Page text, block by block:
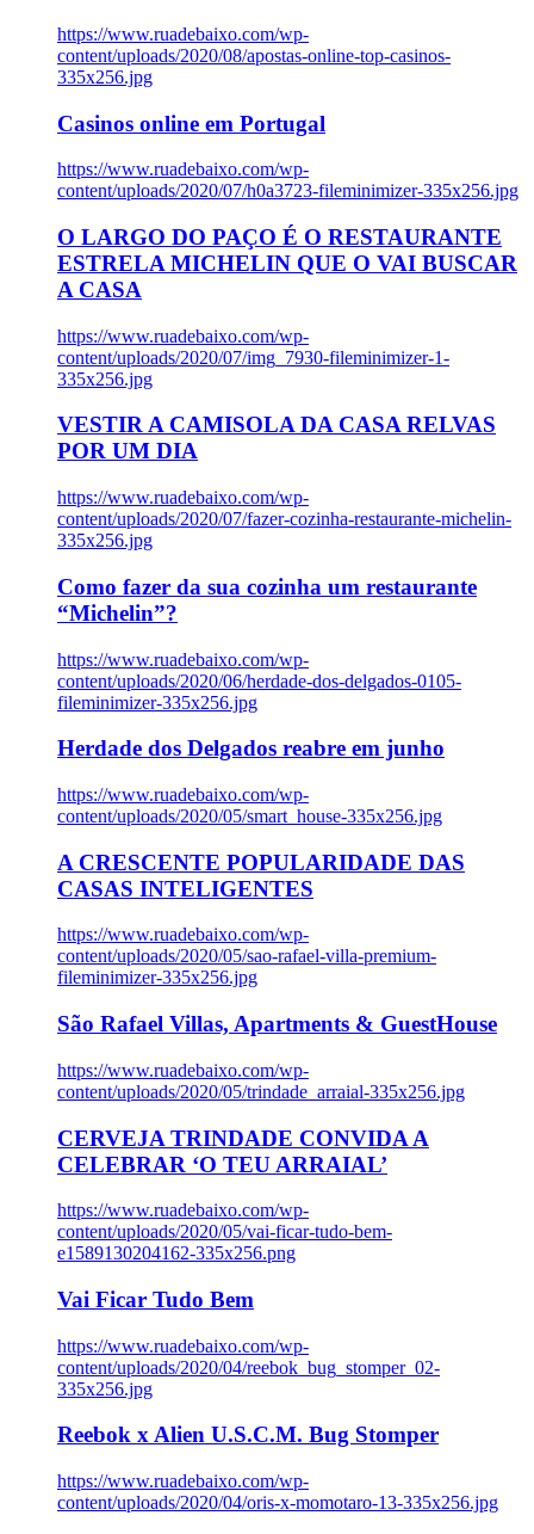
https://www.ruadebaixo.com/wp-
content/uploads/2020/08/apostas-online-top-casinos-
335x256.jpg
Casinos online em Portugal
https://www.ruadebaixo.com/wp-
content/uploads/2020/07/h0a3723-fileminimizer-335x256.jpg
O LARGO DO PAÇO É O RESTAURANTE
ESTRELA MICHELIN QUE O VAI BUSCAR
A CASA
https://www.ruadebaixo.com/wp-
content/uploads/2020/07/img_7930-fileminimizer-1-
335x256.jpg
VESTIR A CAMISOLA DA CASA RELVAS
POR UM DIA
https://www.ruadebaixo.com/wp-
content/uploads/2020/07/fazer-cozinha-restaurante-michelin-
335x256.jpg
Como fazer da sua cozinha um restaurante
“Michelin”?
https://www.ruadebaixo.com/wp-
content/uploads/2020/06/herdade-dos-delgados-0105-
fileminimizer-335x256.jpg
Herdade dos Delgados reabre em junho
https://www.ruadebaixo.com/wp-
content/uploads/2020/05/smart_house-335x256.jpg
A CRESCENTE POPULARIDADE DAS
CASAS INTELIGENTES
https://www.ruadebaixo.com/wp-
content/uploads/2020/05/sao-rafael-villa-premium-
fileminimizer-335x256.jpg
São Rafael Villas, Apartments & GuestHouse
https://www.ruadebaixo.com/wp-
content/uploads/2020/05/trindade_arraial-335x256.jpg
CERVEJA TRINDADE CONVIDA A
CELEBRAR ‘O TEU ARRAIAL’
https://www.ruadebaixo.com/wp-
content/uploads/2020/05/vai-ficar-tudo-bem-
e1589130204162-335x256.png
Vai Ficar Tudo Bem
https://www.ruadebaixo.com/wp-
content/uploads/2020/04/reebok_bug_stomper_02-
335x256.jpg
Reebok x Alien U.S.C.M. Bug Stomper
https://www.ruadebaixo.com/wp-
content/uploads/2020/04/oris-x-momotaro-13-335x256.jpg